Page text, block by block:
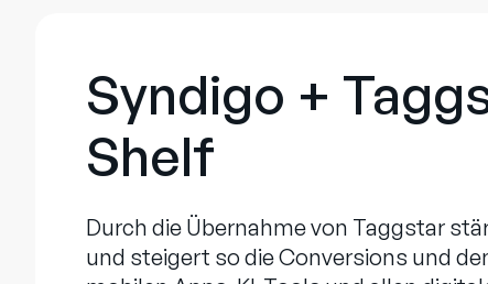
Syndigo +
Shelf
Durch die Übernahme von Taggstar
und steigert so die Conversions und